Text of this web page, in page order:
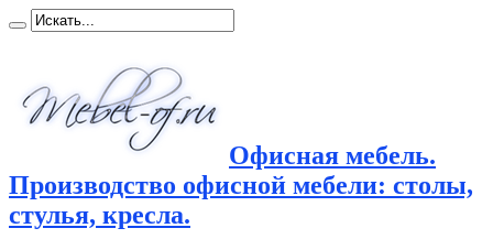
Офисная мебель.
Производство офисной мебели: столы,
стулья, кресла.